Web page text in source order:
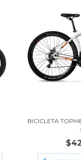
BICICLETA